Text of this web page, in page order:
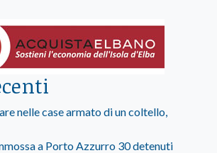
nelle case armato di un coltello,
a Porto Azzurro 30 detenuti